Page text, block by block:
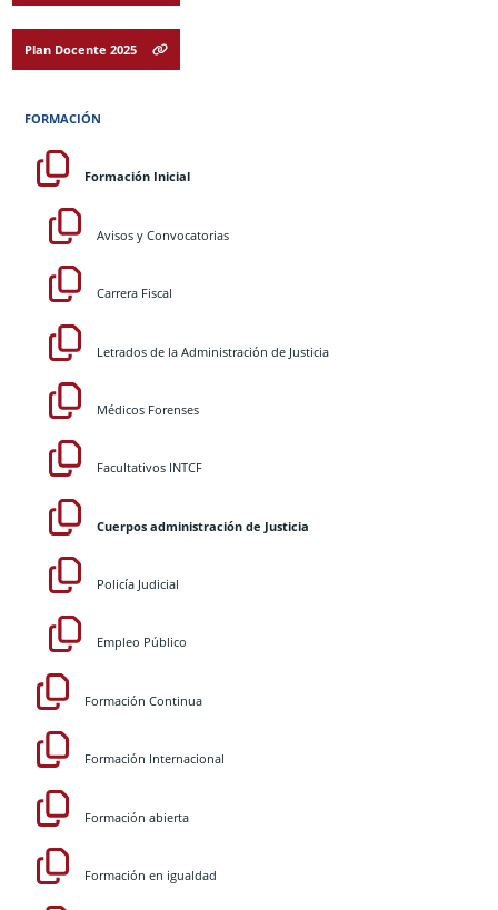
Plan Docente 2025
FORMACIÓN
Formación Inicial
Avisos y Convocatorias
Carrera Fiscal
Letrados de la Administración de Justicia
Médicos Forenses
Facultativos INTCF
Cuerpos administración de Justicia
Policía Judicial
Empleo Público
Formación Continua
Formación Internacional
Formación abierta
Formación en igualdad